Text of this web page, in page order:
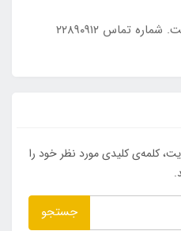
مرکز مشاوره ره‌یافتگان سلامت. شماره تماس ۲۲۸۹۰۹۱۲
کلمه‌ی کلیدی مورد نظر خود را
جستجو